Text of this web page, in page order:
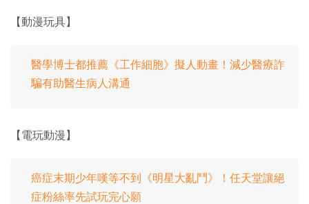
【動漫玩具】
醫學博士都推薦《工作細胞》擬人動畫！減少醫療詐
騙有助醫生病人溝通
【電玩動漫】
癌症末期少年嘆等不到《明星大亂鬥》！任天堂讓絕
症粉絲率先試玩完心願